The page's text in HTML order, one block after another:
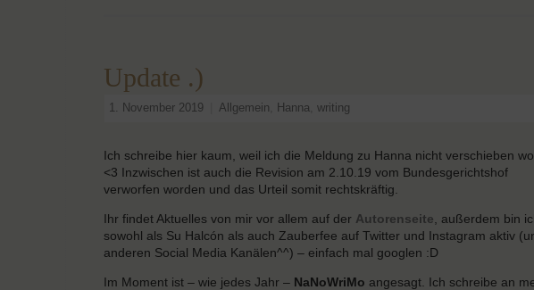
Update .)
1. November 2019 Allgemein Hanna writing
Ich schreibe hier kaum, weil ich die Meldung zu Hanna nicht verschieben
<3 Inzwischen ist auch die Revision am 2.10.19 vom Bundesgerichtshof
verworfen worden und das Urteil somit rechtskräftig.
Ihr findet Aktuelles von mir vor allem auf der Autorenseite , außerdem bin
sowohl als Su Halcón als auch Zauberfee auf Twitter und Instagram aktiv
anderen Social Media Kanälen^^) – einfach mal googlen :D
Im Moment ist – wie jedes Jahr – NaNoWriMo angesagt. Ich schreibe an